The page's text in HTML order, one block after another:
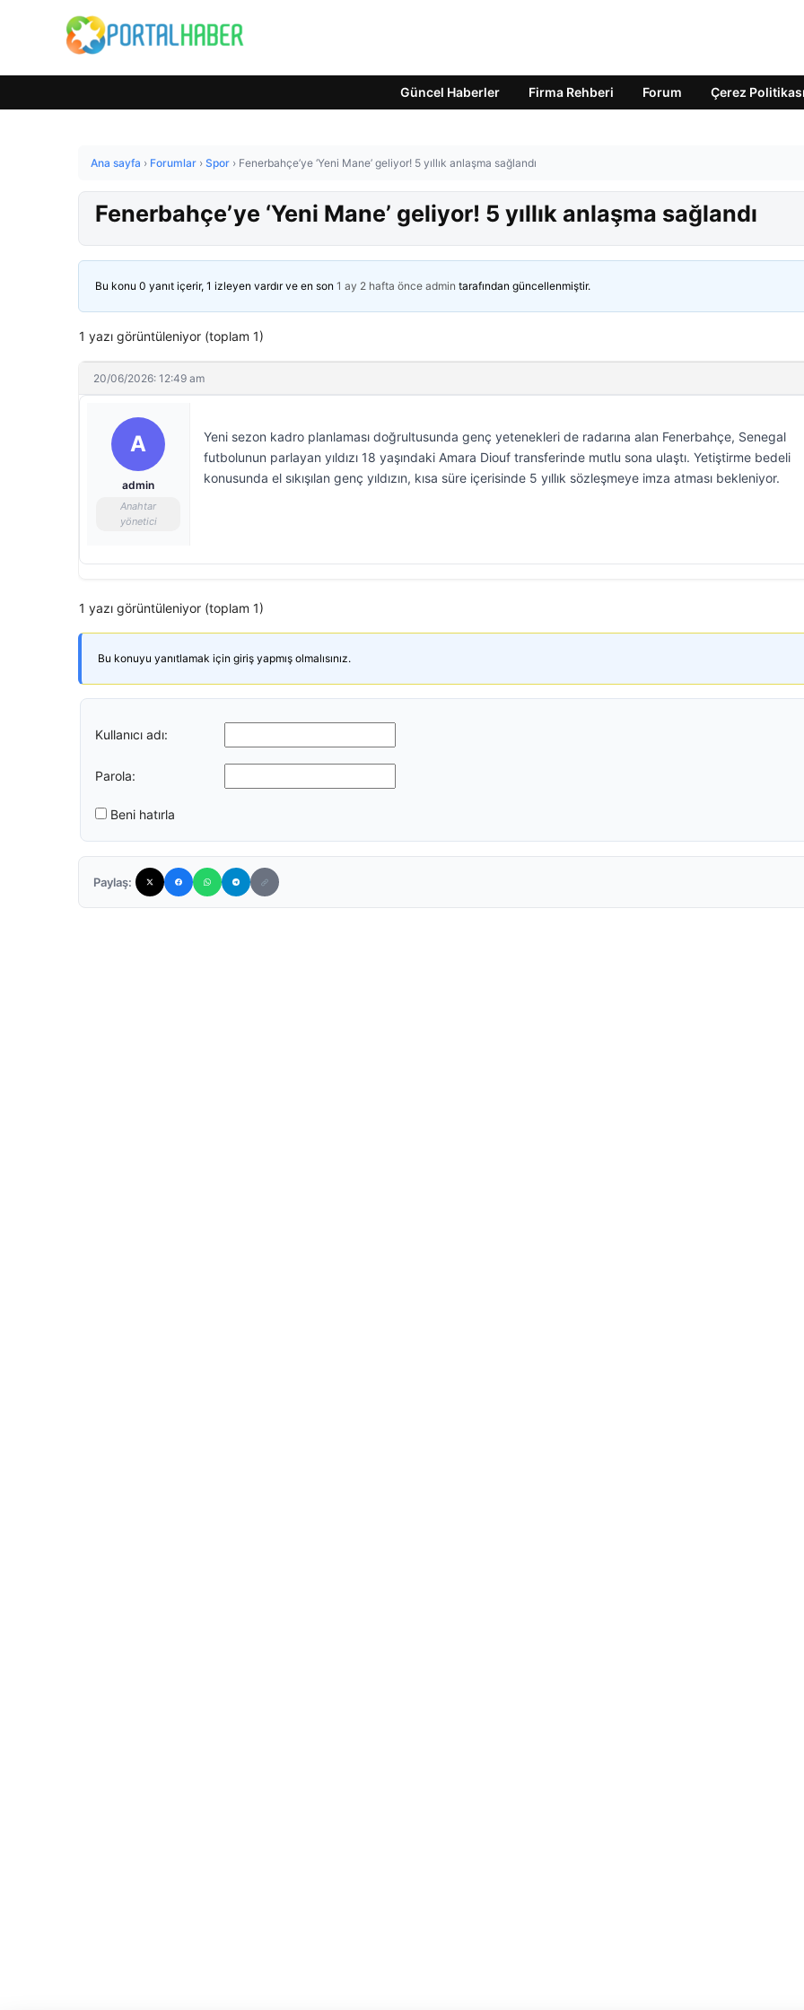
Güncel Haberler Firma Rehberi Forum Çerez Politikası
Ana sayfa › Forumlar › Spor › Fenerbahçe’ye ‘Yeni Mane’ geliyor! 5 yıllık anlaşma sağlandı
Fenerbahçe’ye ‘Yeni Mane’ geliyor! 5 yıllık anlaşma sağlandı
Bu konu 0 yanıt içerir, 1 izleyen vardır ve en son 1 ay 2 hafta önce admin tarafından güncellenmiştir.
1 yazı görüntüleniyor (toplam 1)
20/06/2026: 12:49 am
A
admin
Anahtar
yönetici
Yeni sezon kadro planlaması doğrultusunda genç yetenekleri de radarına alan Fenerbahçe, Senegal
futbolunun parlayan yıldızı 18 yaşındaki Amara Diouf transferinde mutlu sona ulaştı. Yetiştirme bedeli
konusunda el sıkışılan genç yıldızın, kısa süre içerisinde 5 yıllık sözleşmeye imza atması bekleniyor.
1 yazı görüntüleniyor (toplam 1)
Bu konuyu yanıtlamak için giriş yapmış olmalısınız.
Kullanıcı adı:
Parola:
Beni hatırla
Paylaş: